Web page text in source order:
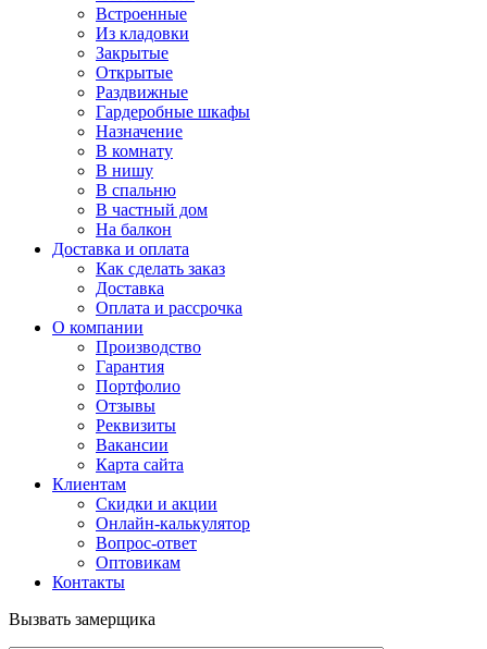
Встроенные
Из кладовки
Закрытые
Открытые
Раздвижные
Гардеробные шкафы
Назначение
В комнату
В нишу
В спальню
В частный дом
На балкон
Доставка и оплата
Как сделать заказ
Доставка
Оплата и рассрочка
О компании
Производство
Гарантия
Портфолио
Отзывы
Реквизиты
Вакансии
Карта сайта
Клиентам
Скидки и акции
Онлайн-калькулятор
Вопрос-ответ
Оптовикам
Контакты
Вызвать замерщика